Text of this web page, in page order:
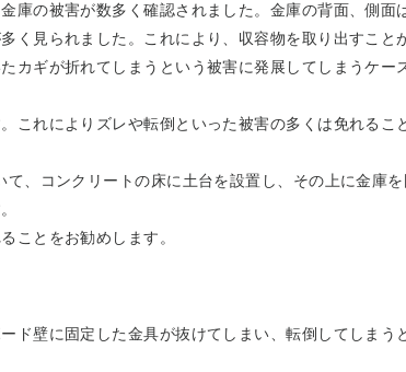
庫の被害が数多く確認されました。金庫の背面、側
く見られました。これにより、収容物を取り出すこ
ギが折れてしまうという被害に発展してしまうケー
これによりズレや転倒といった被害の多くは免れる
、コンクリートの床に土台を設置し、その上に金庫
ことをお勧めします。
壁に固定した金具が抜けてしまい、転倒してしまう